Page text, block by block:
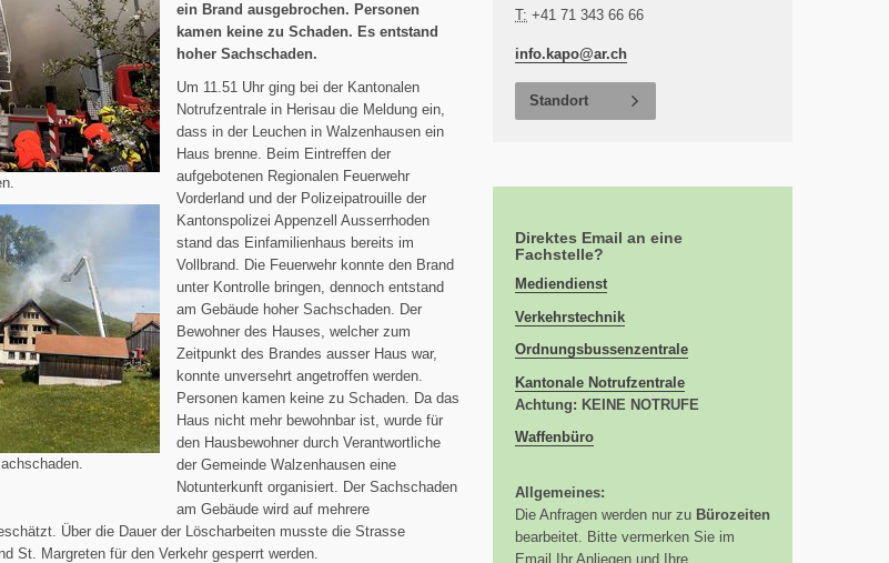
ein Brand ausgebrochen. Personen
kamen keine zu Schaden. Es entstand
hoher Sachschaden.
Um 11.51 Uhr ging bei der Kantonalen
Notrufzentrale in Herisau die Meldung ein,
dass in der Leuchen in Walzenhausen ein
Haus brenne. Beim Eintreffen der
aufgebotenen Regionalen Feuerwehr
Vorderland und der Polizeipatrouille der
Kantonspolizei Appenzell Ausserrhoden
stand das Einfamilienhaus bereits im
Vollbrand. Die Feuerwehr konnte den Brand
unter Kontrolle bringen, dennoch entstand
am Gebäude hoher Sachschaden. Der
Bewohner des Hauses, welcher zum
Zeitpunkt des Brandes ausser Haus war,
konnte unversehrt angetroffen werden.
Personen kamen keine zu Schaden. Da das
Haus nicht mehr bewohnbar ist, wurde für
den Hausbewohner durch Verantwortliche
der Gemeinde Walzenhausen eine
Notunterkunft organisiert. Der Sachschaden
am Gebäude wird auf mehrere
Über die Dauer der Löscharbeiten musste die Strasse
St. Margreten für den Verkehr gesperrt werden.
T: +41 71 343 66 66
info.kapo@ar.ch
Standort
Direktes Email an eine
Fachstelle?
Mediendienst
Verkehrstechnik
Ordnungsbussenzentrale
Kantonale Notrufzentrale
Achtung: KEINE NOTRUFE
Waffenbüro
Allgemeines:
Die Anfragen werden nur zu Bürozeiten
bearbeitet. Bitte vermerken Sie im
Email Ihr Anliegen und Ihre